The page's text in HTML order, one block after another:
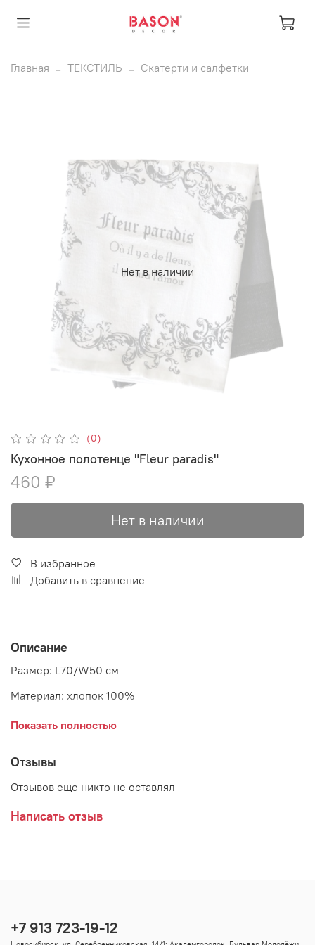
Главная ТЕКСТИЛЬ Скатерти и салфетки
Нет в наличии
(0)
Кухонное полотенце "Fleur paradis"
460 ₽
Нет в наличии
В избранное
Добавить в сравнение
Описание
Размер: L70/W50 см
Материал: хлопок 100%
Страна: Дания
Показать полностью
Отзывы
Отзывов еще никто не оставлял
Написать отзыв
+7 913 723-19-12